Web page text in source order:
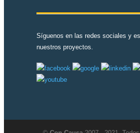
Síguenos en las redes sociales y
nuestros proyectos.